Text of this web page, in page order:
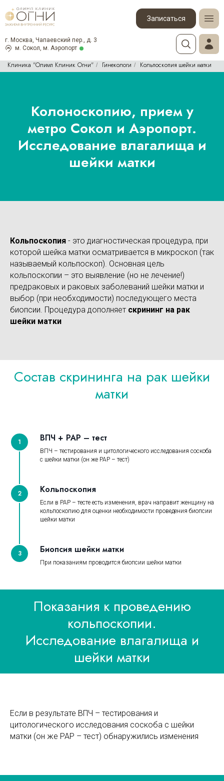
Записаться
м. Сокол, м. Аэропорт
г. Москва, Чапаевский пер., д. 3
Клиника "Олимп Клиник Огни" / Гинекологи / Кольпоскопия шейки матки
Колоноскопию, прием у
метро Сокол и Аэропорт.
Исследование влагалища и
шейки матки
Кольпоскопия - это диагностическая процедура, при
которой шейка матки осматривается в микроскоп (так
называемый кольпоскоп). Основная цель
кольпоскопии – это выявление (но не лечение!)
предраковых и раковых заболеваний шейки матки и
выбор (при необходимости) последующего места
биопсии. Процедура дополняет скрининг на рак
шейки матки
Состав скрининга на рак шейки
матки
1 ВПЧ + РАР – тест
ВПЧ – тестирования и цитологического исследования соскоба
с шейки матки (он же РАР – тест)
2 Кольпоскопия
Если в РАР – тесте есть изменения, врач направит женщину на
кольпоскопию для оценки необходимости проведения биопсии
шейки матки
3 Биопсия шейки матки
При показаниям проводится биопсии шейки матки
Показания к проведению
кольпоскопии.
Исследование влагалища и
шейки матки
Если в результате ВПЧ – тестирования и
цитологического исследования соскоба с шейки
матки (он же РАР – тест) обнаружились изменения